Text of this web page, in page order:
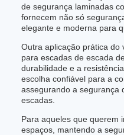
de segurança laminadas
fornecem não só
elegante e moderna para
Outra aplicação prática do
para escadas de escada
durabilidade e a
escolha confiável para a
assegurando a segurança
escadas.
Para aqueles que querem
espaços, mantendo a